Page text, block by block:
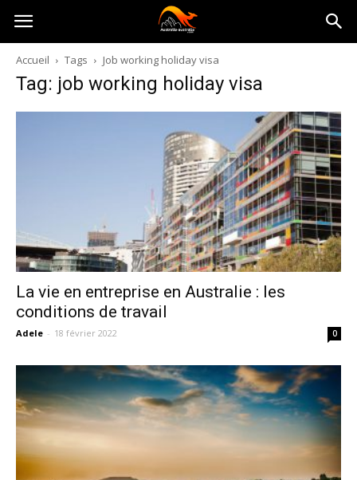
Australia-
australie.com
Accueil Tags Job working holiday visa
Tag: job working holiday visa
La vie en entreprise en Australie : les
conditions de travail
Adele - 18 février 2022 0